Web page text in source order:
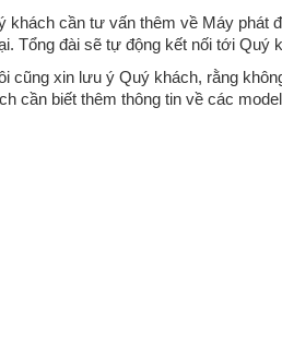
khách cần tư vấn thêm về Máy phát
Tổng đài sẽ tự động kết nối tới Quý
cũng xin lưu ý Quý khách, rằng
cần biết thêm thông tin về các